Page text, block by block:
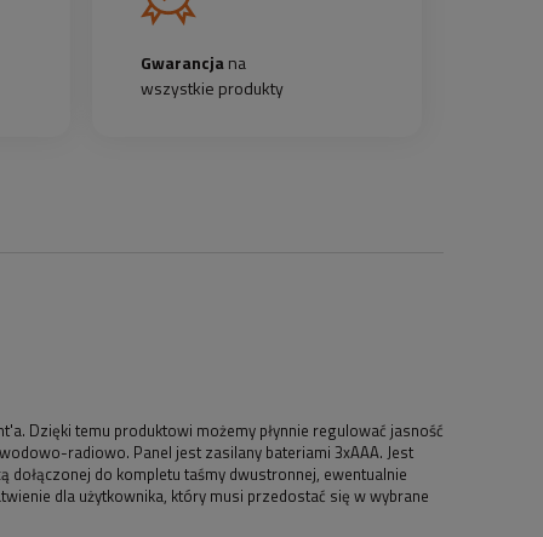
Gwarancjana
wszystkie produkty
Dzięki temu produktowi możemy płynnie regulować jasność
radiowo. Panel jest zasilany bateriami 3xAAA. Jest
do kompletu taśmy dwustronnej, ewentualnie
dla użytkownika, który musi przedostać się w wybrane